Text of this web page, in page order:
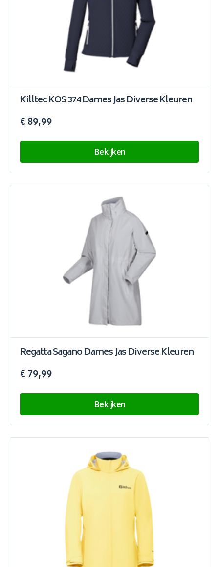
Killtec KOS 374 Dames Jas Diverse Kleuren
€ 89,99
Bekijken
Regatta Sagano Dames Jas Diverse Kleuren
€ 79,99
Bekijken